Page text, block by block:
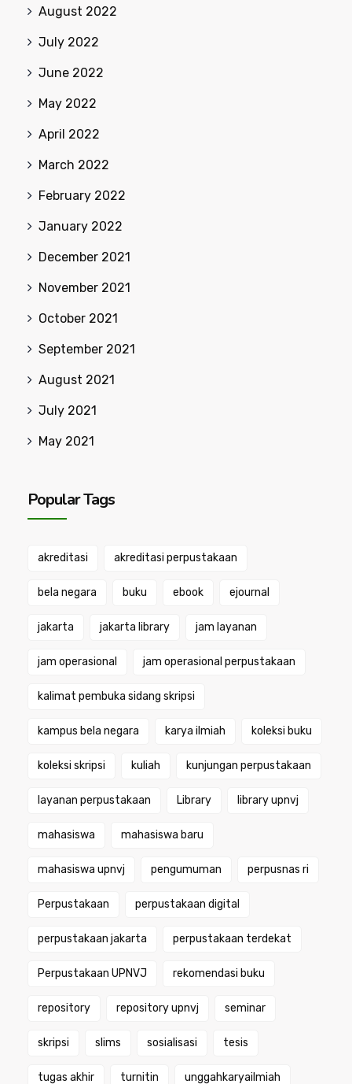
August 2022
July 2022
June 2022
May 2022
April 2022
March 2022
February 2022
January 2022
December 2021
November 2021
October 2021
September 2021
August 2021
July 2021
May 2021
Popular Tags
akreditasi akreditasi perpustakaan
bela negara buku ebook ejournal
jakarta jakarta library jam layanan
jam operasional jam operasional perpustakaan
kalimat pembuka sidang skripsi
kampus bela negara karya ilmiah koleksi buku
koleksi skripsi kuliah kunjungan perpustakaan
layanan perpustakaan Library library upnvj
mahasiswa mahasiswa baru
mahasiswa upnvj pengumuman perpusnas ri
Perpustakaan perpustakaan digital
perpustakaan jakarta perpustakaan terdekat
Perpustakaan UPNVJ rekomendasi buku
repository repository upnvj seminar
skripsi slims sosialisasi tesis
tugas akhir turnitin unggahkaryailmiah